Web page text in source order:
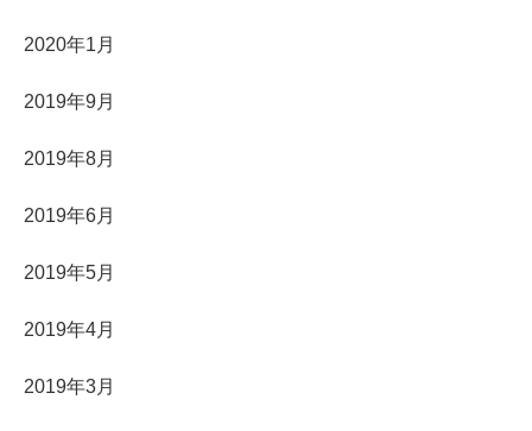
2020年1月
2019年9月
2019年8月
2019年6月
2019年5月
2019年4月
2019年3月